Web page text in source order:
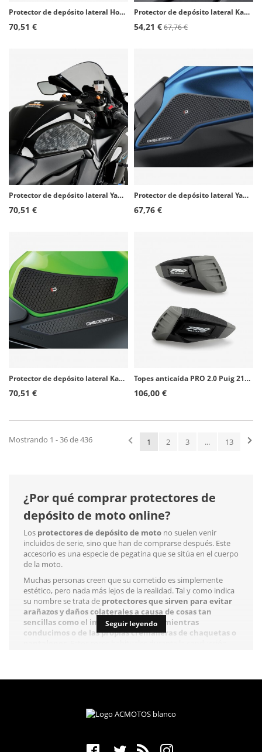
Protector de depósito lateral Honda CBR1000RR Fireblade (12-16), CBR1000RR Fireblade SP (14-16) color Negro de Puig 20073N
70,51 €
Protector de depósito lateral Kawasaki Versys 1000 (16-23) color Transparente de Puig 20077W
54,21 €67,76 €
Protector de depósito lateral Yamaha YZF-R7 (22-25) color Transparente de Puig 21300W
70,51 €
Protector de depósito lateral Yamaha MT-09 Tracer (15-17), Tracer 900 (18-20), Tracer 900 GT (18-20) color Negro de Puig 20091N
67,76 €
Protector de depósito lateral Kawasaki Ninja 400 (18-20) color Negro de Puig 20076N
70,51 €
Topes anticaída PRO 2.0 Puig 21730N para Yamaha MT-10 (16-26)
106,00 €
1 2 3 ... 13
Mostrando 1 - 36 de 436
¿Por qué comprar protectores de
depósito de moto online?
Los protectores de depósito de moto no suelen venir
incluidos de serie, sino que han de comprarse después. Este
accesorio es una especie de pegatina que se sitúa en el cuerpo
de la moto.
Muchas personas creen que su cometido es simplemente
estético, pero nada más lejos de la realidad. Tal y como indica
su nombre se trata de protectores que sirven para evitar
arañazos y daños colaterales a causa de cosas tan
sencillas como el impacto de piedras mientras
conducimos o de las propias cremalleras de chaquetas o
diferentes para adecuarse a todos los bolsillos y necesidades.
moto comprar
Seguir leyendo